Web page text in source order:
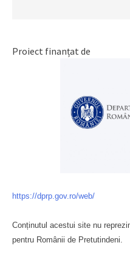
Proiect finanțat de
https://dprp.gov.ro/web/
Conținutul acestui site nu
pentru Românii de Pretutindeni.